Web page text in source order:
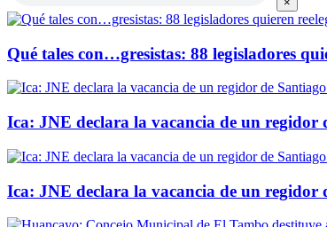
Qué tales con…gresistas: 88 legisladores
Ica: JNE declara la vacancia de un
Ica: JNE declara la vacancia de un